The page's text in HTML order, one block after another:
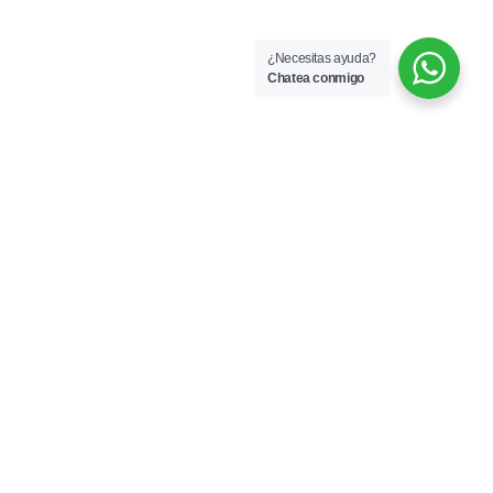
¿Necesitas ayuda?
Chatea conmigo